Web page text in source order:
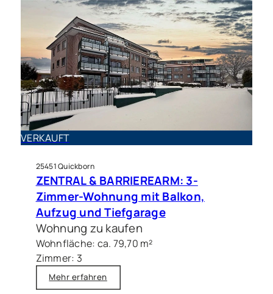
Haus zu kaufen in Quickborn
Einfamilienhaus mit Potenzial
und Vollkeller in schöner Lage
von Quickborn!
VERKAUFT
25451 Quickborn
ZENTRAL & BARRIEREARM: 3-
Zimmer-Wohnung mit Balkon,
Aufzug und Tiefgarage
Wohnung zu kaufen
Wohnfläche: ca. 79,70 m²
Zimmer: 3
Mehr erfahren